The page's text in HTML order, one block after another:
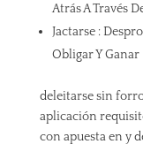
Atrás A Través
Jactarse :
Obligar Y Ganar
deleitarse sin
aplicación
con apuesta en y